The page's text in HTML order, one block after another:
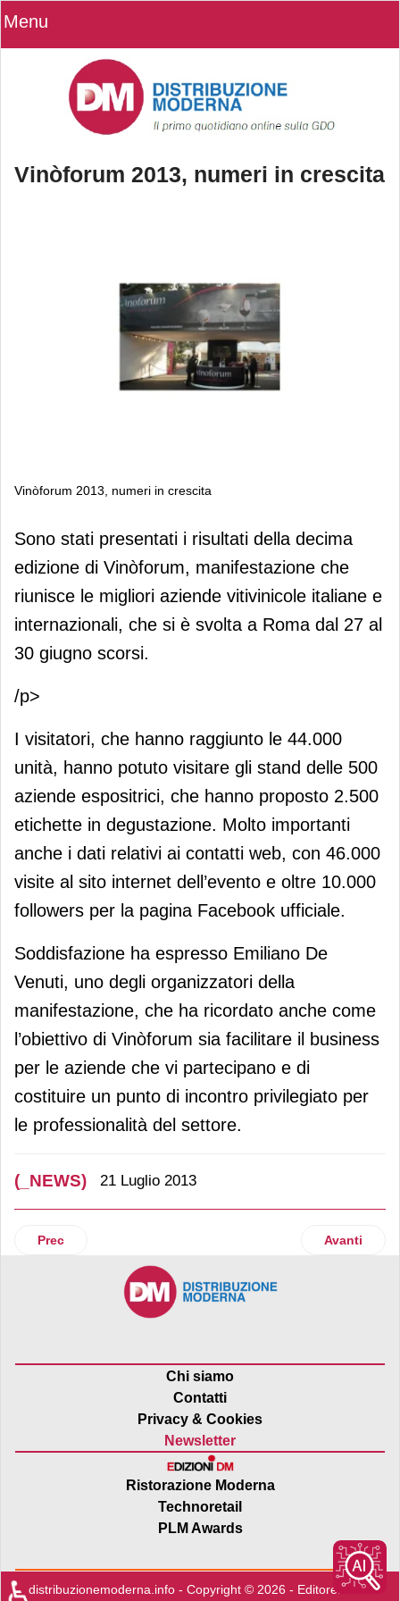
Menu
Vinòforum 2013, numeri in crescita
Vinòforum 2013, numeri in crescita
Vinòforum 2013, numeri in crescita
Sono stati presentati i risultati della decima
edizione di Vinòforum, manifestazione che
riunisce le migliori aziende vitivinicole italiane e
internazionali, che si è svolta a Roma dal 27 al
30 giugno scorsi.
/p>
I visitatori, che hanno raggiunto le 44.000
unità, hanno potuto visitare gli stand delle 500
aziende espositrici, che hanno proposto 2.500
etichette in degustazione. Molto importanti
anche i dati relativi ai contatti web, con 46.000
visite al sito internet dell’evento e oltre 10.000
followers per la pagina Facebook ufficiale.
Soddisfazione ha espresso Emiliano De
Venuti, uno degli organizzatori della
manifestazione, che ha ricordato anche come
l’obiettivo di Vinòforum sia facilitare il business
per le aziende che vi partecipano e di
costituire un punto di incontro privilegiato per
le professionalità del settore.
(_NEWS) 21 Luglio 2013
Articolo precedente: Künzi presenta le nuove bottiglie
Prec Articolo
Avanti
Chi siamo
Contatti
Privacy & Cookies
Newsletter
Ristorazione Moderna
Technoretail
PLM Awards
distribuzionemoderna.info - Copyright © 2026 - Editore:Edra